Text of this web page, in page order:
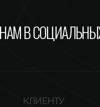
В
КЛИЕНТУ